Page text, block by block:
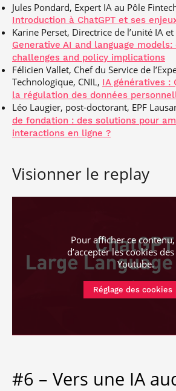
Jules Pondard, Expert IA au Pôle
Introduction à ChatGPT et ses
Karine Perset, Directrice de l’unité IA et
Generative AI and language
challenges and policy implications
Félicien Vallet, Chef du Service de
Technologique, CNIL, IA génératives :
la régulation des données
Léo Laugier, post-doctorant, EPF
de fondation : des solutions pour
interactions en ligne ?
Visionner le replay
Pour afficher ce
d’accepter les cookies
Youtube.
Réglage des cookies
#6 – Vers une IA